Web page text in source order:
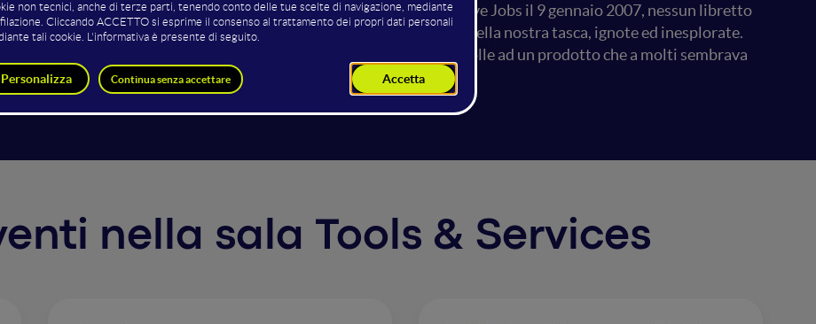
in mano un dispositivo molto diverso da quello che presentò Steve Jobs il 9 gennaio 2007, nessun libretto
e così tante funzionalità che nel 93% dei casi restano sepolte nella nostra tasca, ignote ed inesplorate.
Academy è un vero caso di successo. Come siamo passati da un'idea folle ad un prodotto che a molti sembrava
e che ora tutti vogliono.
nella sala Tools & Services